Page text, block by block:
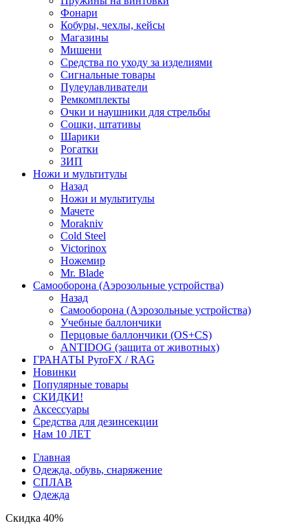
Фонари
Кобуры, чехлы, кейсы
Магазины
Мишени
Средства по уходу за изделиями
Сигнальные товары
Пулеулавливатели
Ремкомплекты
Очки и наушники для стрельбы
Сошки, штативы
Шарики
Рогатки
ЗИП
Ножи и мультитулы
Назад
Ножи и мультитулы
Мачете
Morakniv
Cold Steel
Victorinox
Ножемир
Mr. Blade
Самооборона (Аэрозольные устройства)
Назад
Самооборона (Аэрозольные устройства)
Учебные баллончики
Перцовые баллончики (OS+CS)
ANTIDOG (защита от животных)
ГРАНАТЫ PyroFX / RAG
Новинки
Популярные товары
СКИДКИ!
Аксессуары
Средства для дезинсекции
Нам 10 ЛЕТ
Главная
Одежда, обувь, снаряжение
СПЛАВ
Одежда
Скидка 40%